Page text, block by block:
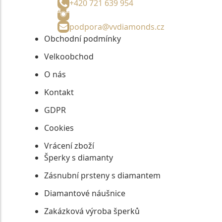
+420 721 639 954
podpora@vvdiamonds.cz
Obchodní podmínky
Velkoobchod
O nás
Kontakt
GDPR
Cookies
Vrácení zboží
Šperky s diamanty
Zásnubní prsteny s diamantem
Diamantové náušnice
Zakázková výroba šperků